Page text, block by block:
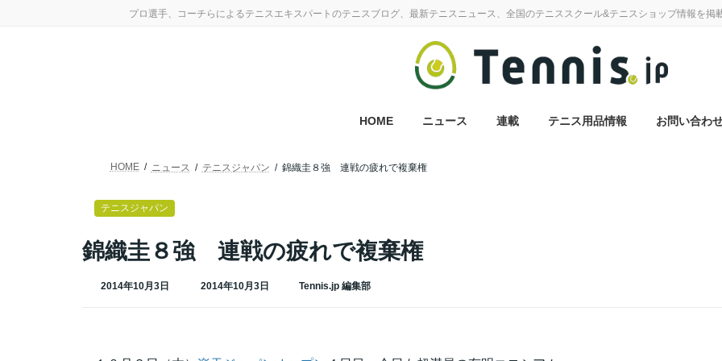
プロ選手、コーチらによるテニスエキスパートのテニスブログ、最新テニスニュース、全国のテニススクール&テニスショップ情報を掲
HOME ニュース 連載 テニス用品情報 お問い合わ
テニスジャパン
錦織圭８強 連戦の疲れで複棄権
2014年10月3日
最
2014年10月3日 Tennis.jp 編集部
HOME ニュース テニスジャパン 錦織圭８強 連戦の疲れで複棄権